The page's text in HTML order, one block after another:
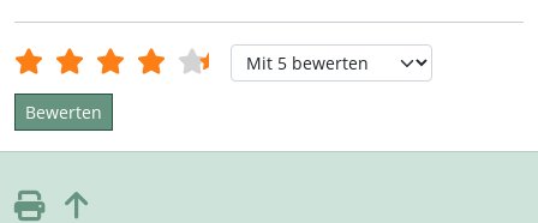
Bewertung: / Bitte bewerten